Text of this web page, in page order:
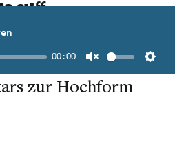
00:00
Unmute
des Giro
die Fans des
zur Hochform